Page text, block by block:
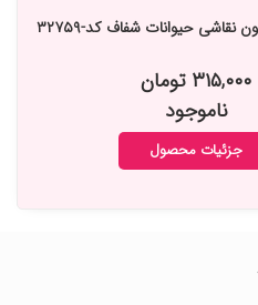
حیوانات شفاف کد-۳۲۷۵۹
۳۱۵,۰۰۰ تومان
ناموجود
جزئیات محصول